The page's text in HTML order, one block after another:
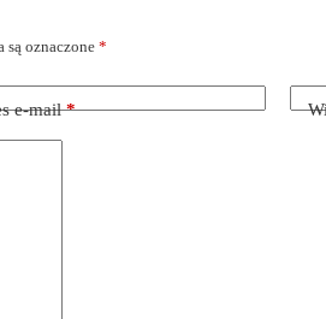
są oznaczone *
e-mail*